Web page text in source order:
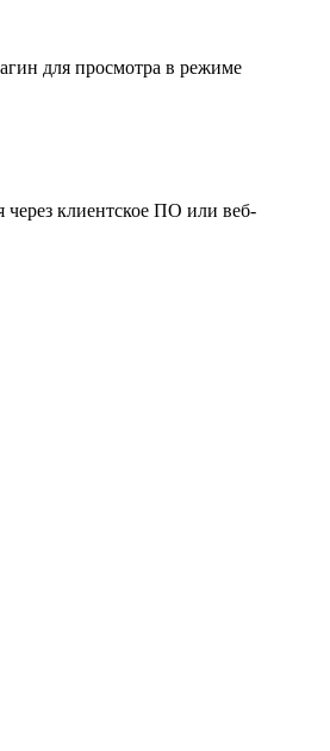
для просмотра в режиме
через клиентское ПО или веб-